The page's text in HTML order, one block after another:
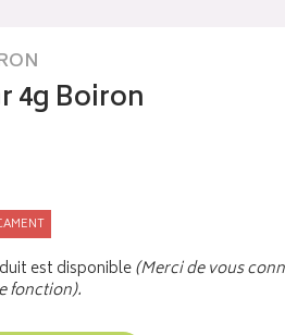
4g Boiron
est disponible(Merci de vous
fonction).